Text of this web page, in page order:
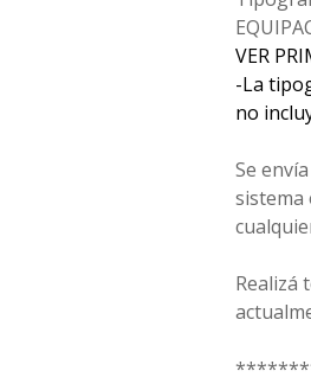
VER
-La
no
Se
sistema
Realizá